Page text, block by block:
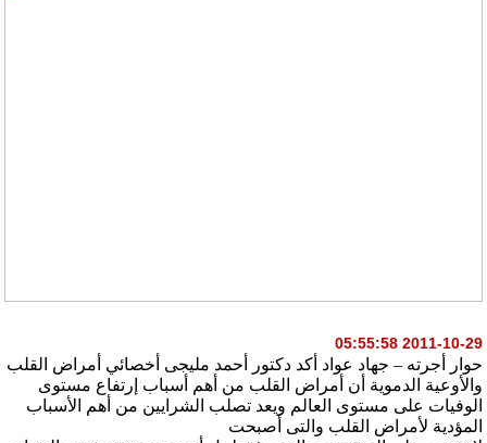
2011-10-29 05:55:58
حوار أجرته – جهاد عواد أكد دكتور أحمد مليجى أخصائي أمراض القلب
والأوعية الدموية أن أمراض القلب من أهم أسباب إرتفاع مستوى
الوفيات على مستوى العالم ويعد تصلب الشرايين من أهم الأسباب
المؤدية لأمراض القلب والتى أصبحت